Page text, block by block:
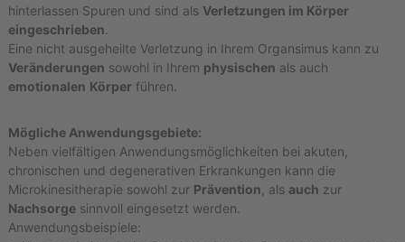
p
i
hinterlassen Spuren und sind als Verletzungen im Körper
eingeschrieben
Eine nicht ausgeheilte Verletzung in Ihrem Organsimus kann zu
Veränderungen sowohl in Ihrem physischen als auch
emotionalen Körper führen.
Mögliche Anwendungsgebiete:
Neben vielfältigen Anwendungsmöglichkeiten bei akuten,
chronischen und degenerativen Erkrankungen kann die
Microkinesitherapie sowohl zur Prävention , als auch zur
Nachsorgesinnvoll eingesetzt werden.
Anwendungsbeispiele: